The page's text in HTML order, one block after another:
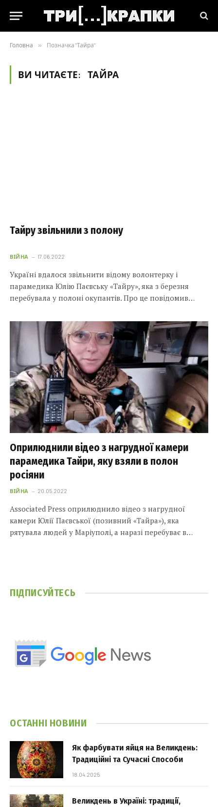
Головна » Позначка "Тайра"
ВИ ЧИТАЄТЕ: ТАЙРА
Тайру звільнили з полону
ВІЙНА 17.06.2022
Україні вдалося звільнити відому волонтерку і
парамедика Юлію Паєвську «Тайру», яка з березня
перебувала у полоні окупантів. Про це повідомив…
Оприлюднили відео з нагрудної камери
парамедика Тайри, яку взяли в полон
росіяни
ВІЙНА 20.05.2022
Associated Press оприлюднило відео з нагрудної
камери Юлії Паєвської (позивний «Тайра»), яка
рятувала людей у Маріуполі, а наразі перебуває в…
ПІДПИСУЙТЕСЬ
ОСТАННІ НОВИНИ
Як фарбувати яйця на Великдень:
Традиційні та Сучасні Способи
18.04.2025
Великдень в Україні: традиції,